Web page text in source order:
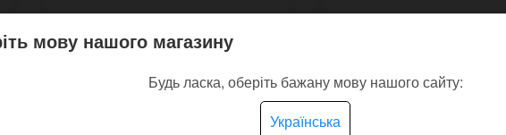
мову нашого магазину
Будь ласка, оберіть бажану мову нашого сайту:
Українська